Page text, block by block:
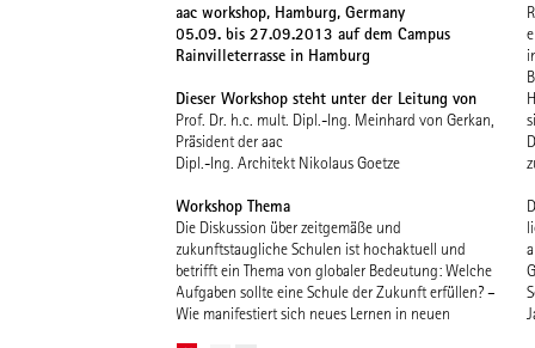
aac workshop, Hamburg, Germany
05.09. bis 27.09.2013 auf dem Campus
Rainvilleterrasse in Hamburg
Dieser Workshop steht unter der Leitung von
Prof. Dr. h.c. mult. Dipl.-Ing. Meinhard von Gerkan,
Präsident der aac
Dipl.-Ing. Architekt Nikolaus Goetze
Workshop Thema
Die Diskussion über zeitgemäße und
zukunftstaugliche Schulen ist hochaktuell und
betrifft ein Thema von globaler Bedeutung: Welche
Aufgaben sollte eine Schule der Zukunft erfüllen? –
Wie manifestiert sich neues Lernen in neuen